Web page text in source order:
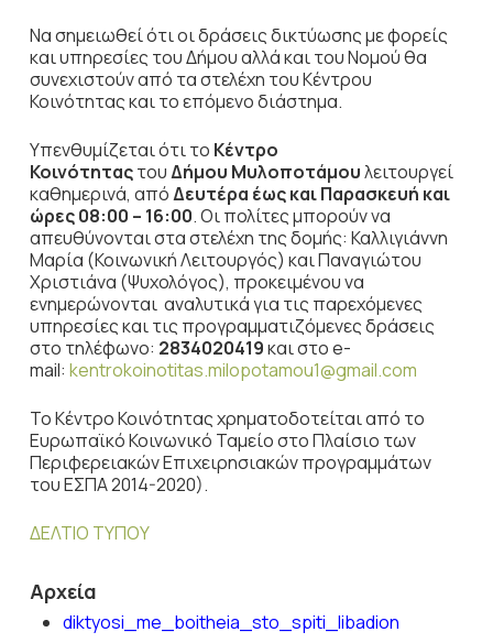
Να σημειωθεί ότι οι δράσεις δικτύωσης με φορείς
και υπηρεσίες του Δήμου αλλά και του Νομού θα
συνεχιστούν από τα στελέχη του Κέντρου
Κοινότητας και το επόμενο διάστημα.
Υπενθυμίζεται ότι το Κέντρο
ΚοινότηταςτουΔήμου Μυλοποτάμουλειτουργεί
καθημερινά, απόΔευτέρα έως και Παρασκευή και
ώρες 08:00 – 16:00. Οι πολίτες μπορούν να
απευθύνονται στα στελέχη της δομής: Καλλιγιάννη
Μαρία (Κοινωνική Λειτουργός) και Παναγιώτου
Χριστιάνα (Ψυχολόγος), προκειμένου να
ενημερώνονται αναλυτικά για τις παρεχόμενες
υπηρεσίες και τις προγραμματιζόμενες δράσεις
στο τηλέφωνο: 2834020419και στο e-
mail: kentrokoinotitas.milopotamou1@gmail.com
Το Κέντρο Κοινότητας χρηματοδοτείται από το
Ευρωπαϊκό Κοινωνικό Ταμείο στο Πλαίσιο των
Περιφερειακών Επιχειρησιακών προγραμμάτων
του ΕΣΠΑ 2014-2020).
ΔΕΛΤΙΟ ΤΥΠΟΥ
Αρχεία
diktyosi_me_boitheia_sto_spiti_libadion